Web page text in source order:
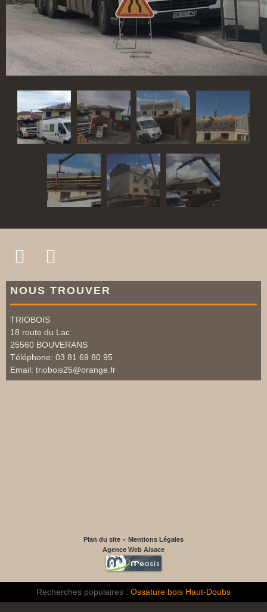
NOUS TROUVER
TRIOBOIS
18 route du Lac
25560 BOUVERANS
Téléphone: 03 81 69 80 95
Email: triobois25@orange.fr
Plan du site - Mentions Légales
Agence Web Alsace
Recherches populaires : Ossature bois Haut-Doubs